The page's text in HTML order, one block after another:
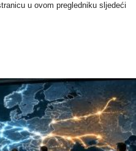
u ovom pregledniku sljedeći